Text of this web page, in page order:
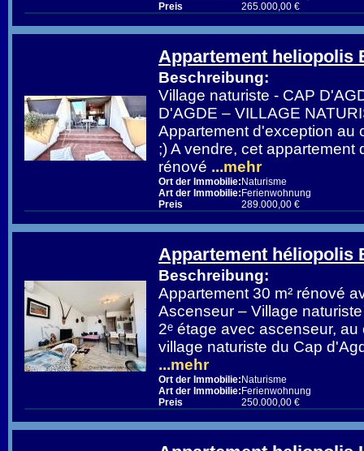
Preis
265.000,00 €
Appartement heliopolis
Beschreibung:
Village naturiste - CAP
D'AGDE – VILLAGE
Appartement d'exception au
;) A vendre, cet appartement
rénové ...mehr
Ort der Immobilie: Naturisme
Art der Immobilie: Ferienwohnung
Preis
289.000,00 €
Appartement héliopolis
Beschreibung:
Appartement 30 m² rénové
Ascenseur – Village
2ᵉ étage avec ascenseur,
village naturiste du Cap
...mehr
Ort der Immobilie: Naturisme
Art der Immobilie: Ferienwohnung
Preis
250.000,00 €